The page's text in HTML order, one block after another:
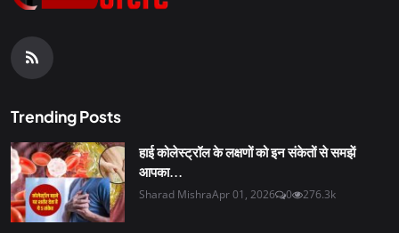
Trending Posts
हाई कोलेस्ट्रॉल के लक्षणों को इन संकेतों से समझें
आपका...
Sharad MishraApr 01, 2026 0 276.3k